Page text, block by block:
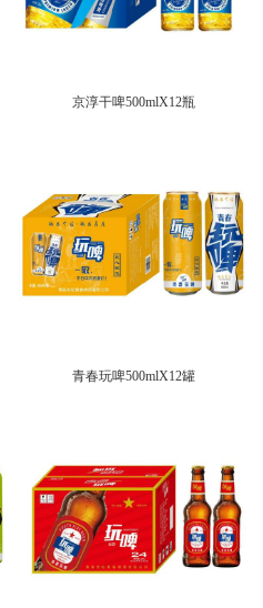
京淳干啤500mlX12瓶
青春玩啤500mlX12罐